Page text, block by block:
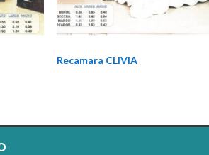
Recamara CLIVIA